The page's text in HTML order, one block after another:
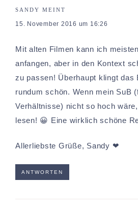
SANDY MEINT
15. November 2016 um 16:26
Mit alten Filmen kann ich
anfangen, aber in den Kontext
zu passen! Überhaupt klingt das
rundum schön. Wenn mein SuB
Verhältnisse) nicht so hoch
lesen! 😀 Eine wirklich schöne
Allerliebste Grüße, Sandy ❤
ANTWORTEN